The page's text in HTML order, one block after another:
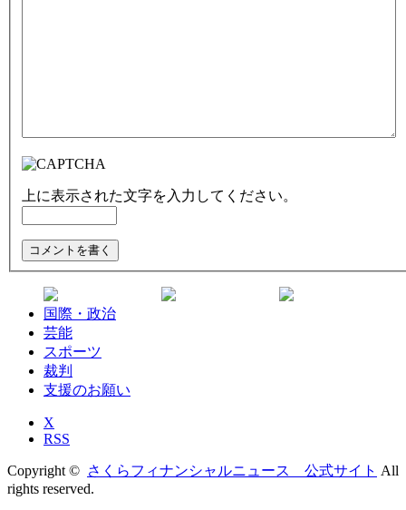
上に表示された文字を入力してください。
国際・政治
芸能
スポーツ
裁判
支援のお願い
X
RSS
Copyright © さくらフィナンシャルニュース 公式サイト All
rights reserved.